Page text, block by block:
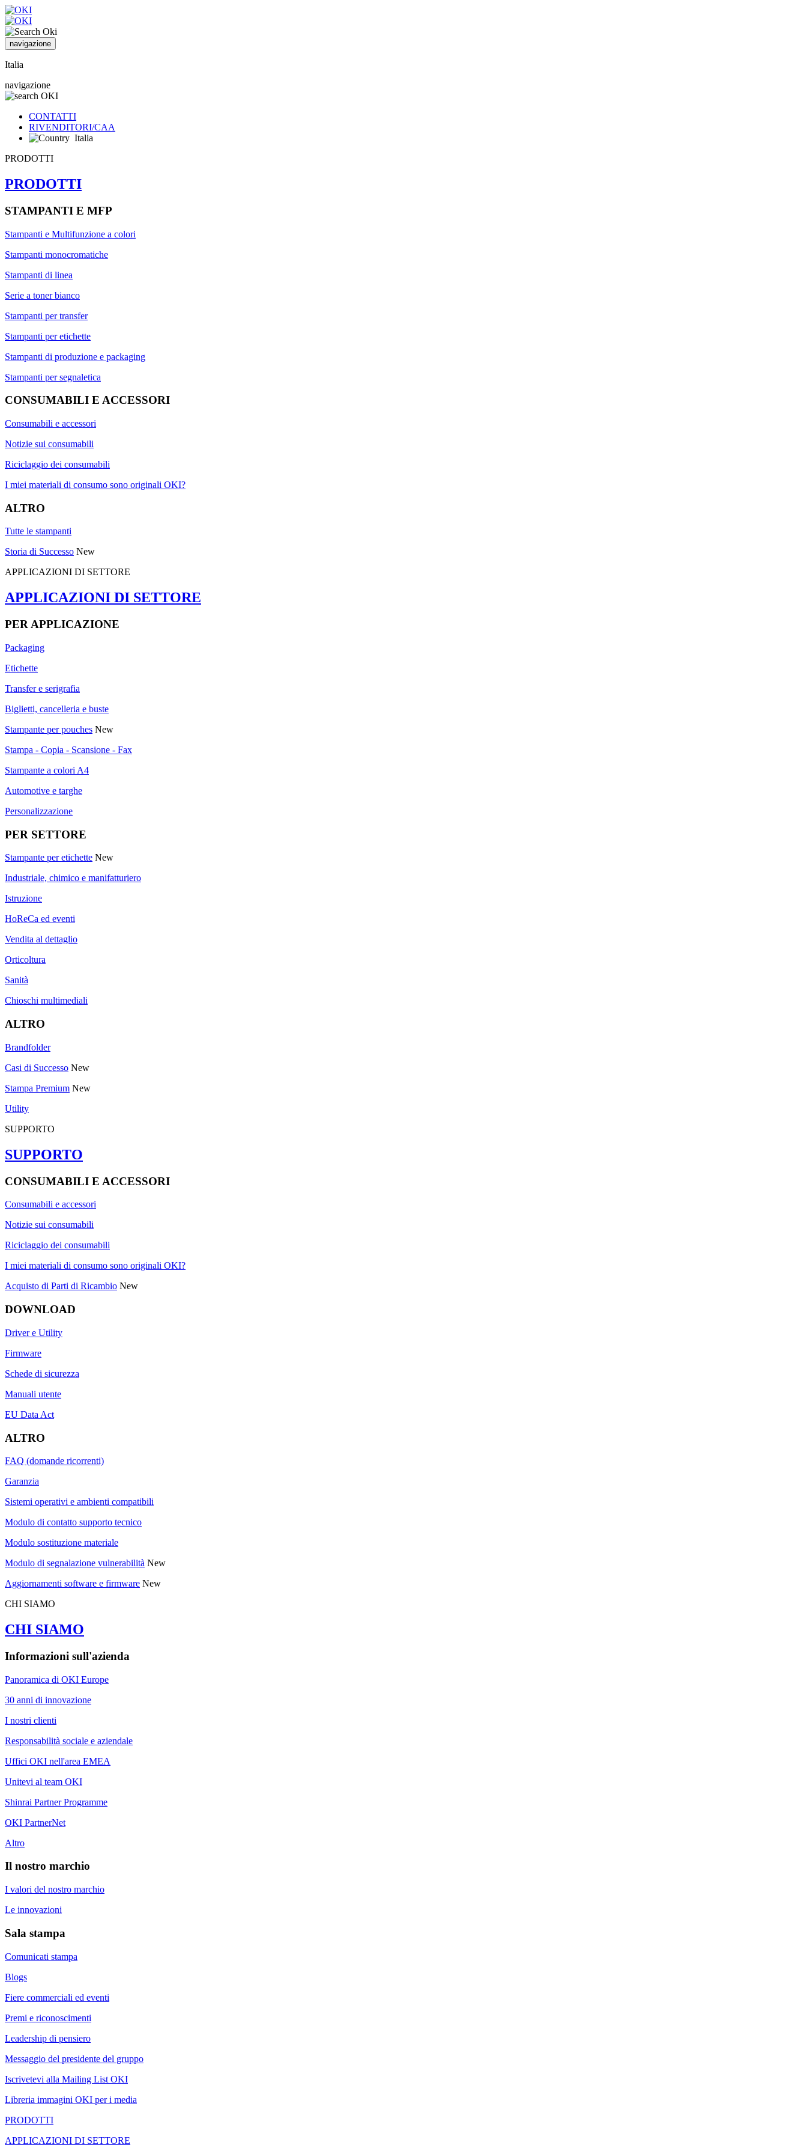
navigazione
Italia
navigazione
CONTATTI
RIVENDITORI/CAA
Italia
PRODOTTI
PRODOTTI
STAMPANTI E MFP
Stampanti e Multifunzione a colori
Stampanti monocromatiche
Stampanti di linea
Serie a toner bianco
Stampanti per transfer
Stampanti per etichette
Stampanti di produzione e packaging
Stampanti per segnaletica
CONSUMABILI E ACCESSORI
Consumabili e accessori
Notizie sui consumabili
Riciclaggio dei consumabili
I miei materiali di consumo sono originali OKI?
ALTRO
Tutte le stampanti
Storia di Successo New
APPLICAZIONI DI SETTORE
APPLICAZIONI DI SETTORE
PER APPLICAZIONE
Packaging
Etichette
Transfer e serigrafia
Biglietti, cancelleria e buste
Stampante per pouches New
Stampa - Copia - Scansione - Fax
Stampante a colori A4
Automotive e targhe
Personalizzazione
PER SETTORE
Stampante per etichette New
Industriale, chimico e manifatturiero
Istruzione
HoReCa ed eventi
Vendita al dettaglio
Orticoltura
Sanità
Chioschi multimediali
ALTRO
Brandfolder
Casi di Successo New
Stampa Premium New
Utility
SUPPORTO
SUPPORTO
CONSUMABILI E ACCESSORI
Consumabili e accessori
Notizie sui consumabili
Riciclaggio dei consumabili
I miei materiali di consumo sono originali OKI?
Acquisto di Parti di Ricambio New
DOWNLOAD
Driver e Utility
Firmware
Schede di sicurezza
Manuali utente
EU Data Act
ALTRO
FAQ (domande ricorrenti)
Garanzia
Sistemi operativi e ambienti compatibili
Modulo di contatto supporto tecnico
Modulo sostituzione materiale
Modulo di segnalazione vulnerabilità New
Aggiornamenti software e firmware New
CHI SIAMO
CHI SIAMO
Informazioni sull'azienda
Panoramica di OKI Europe
30 anni di innovazione
I nostri clienti
Responsabilità sociale e aziendale
Uffici OKI nell'area EMEA
Unitevi al team OKI
Shinrai Partner Programme
OKI PartnerNet
Altro
Il nostro marchio
I valori del nostro marchio
Le innovazioni
Sala stampa
Comunicati stampa
Blogs
Fiere commerciali ed eventi
Premi e riconoscimenti
Leadership di pensiero
Messaggio del presidente del gruppo
Iscrivetevi alla Mailing List OKI
Libreria immagini OKI per i media
PRODOTTI
APPLICAZIONI DI SETTORE